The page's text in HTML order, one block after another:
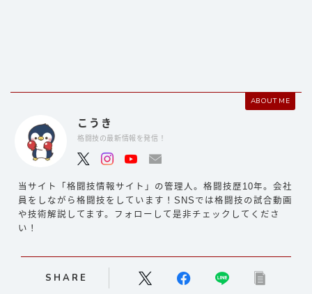
ABOUT ME
こうき
格闘技の最新情報を発信！
当サイト「格闘技情報サイト」の管理人。格闘技歴10年。会社
員をしながら格闘技をしています！SNSでは格闘技の試合動画
や技術解説してます。フォローして是非チェックしてくださ
い！
SHARE